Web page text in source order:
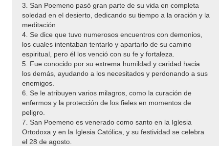
3. San Poemeno pasó gran parte de su vida en completa
soledad en el desierto, dedicando su tiempo a la oración y la
meditación.
4. Se dice que tuvo numerosos encuentros con demonios,
los cuales intentaban tentarlo y apartarlo de su camino
espiritual, pero él los venció con su fe y fortaleza.
5. Fue conocido por su extrema humildad y caridad hacia
los demás, ayudando a los necesitados y perdonando a sus
enemigos.
6. Se le atribuyen varios milagros, como la curación de
enfermos y la protección de los fieles en momentos de
peligro.
7. San Poemeno es venerado como santo en la Iglesia
Ortodoxa y en la Iglesia Católica, y su festividad se celebra
el 28 de agosto.